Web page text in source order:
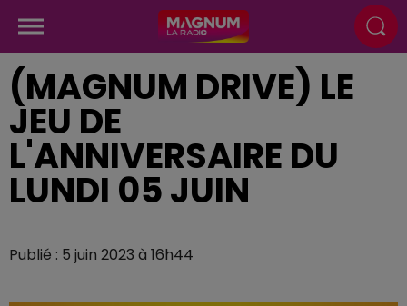
(MAGNUM DRIVE) LE
JEU DE
L'ANNIVERSAIRE DU
LUNDI 05 JUIN
Publié : 5 juin 2023 à 16h44